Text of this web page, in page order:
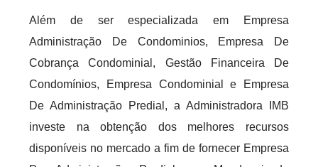
Além de ser especializada em Empresa
Administração De Condominios, Empresa De
Cobrança Condominial, Gestão Financeira De
Condomínios, Empresa Condominial e Empresa
De Administração Predial, a Administradora IMB
investe na obtenção dos melhores recursos
disponíveis no mercado a fim de fornecer Empresa